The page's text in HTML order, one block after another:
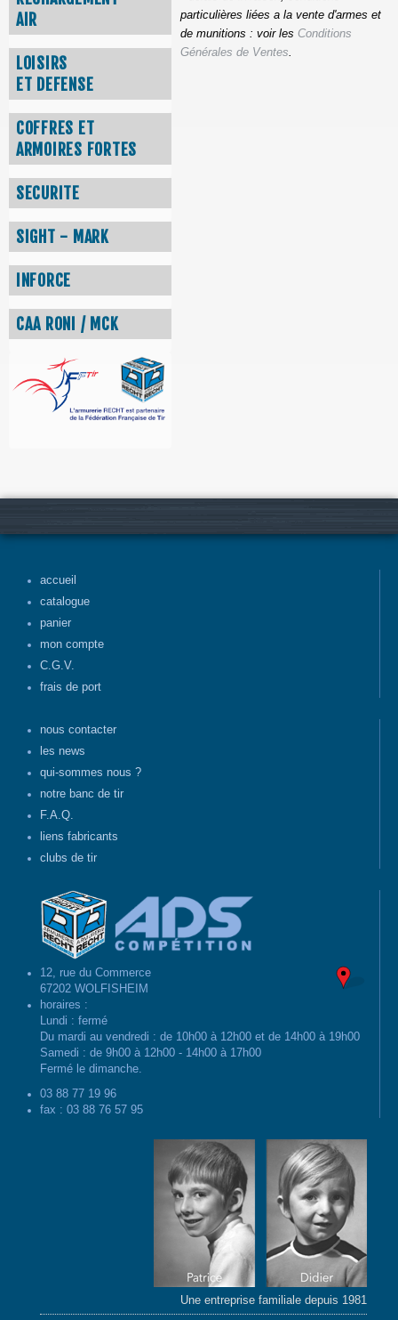
AIR
LOISIRS
ET DEFENSE
COFFRES ET
ARMOIRES FORTES
SECURITE
SIGHT - MARK
INFORCE
CAA RONI / MCK
particulières liées a la vente d'armes et
de munitions : voir les Conditions
Générales de Ventes
accueil
catalogue
panier
mon compte
C.G.V.
frais de port
nous contacter
les news
qui-sommes nous ?
notre banc de tir
F.A.Q.
liens fabricants
clubs de tir
12, rue du Commerce
67202 WOLFISHEIM
horaires :
Lundi : fermé
Du mardi au vendredi : de 10h00 à 12h00 et de 14h00 à 19h00
Samedi : de 9h00 à 12h00 - 14h00 à 17h00
Fermé le dimanche.
03 88 77 19 96
fax : 03 88 76 57 95
Une entreprise familiale depuis 1981